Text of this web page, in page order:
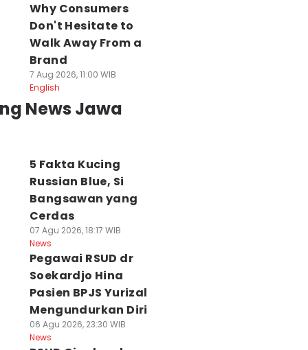
Why Consumers
Don't Hesitate to
Walk Away From a
Brand
7 Aug 2026, 11:00 WIB
English
News Jawa
5 Fakta Kucing
Russian Blue, Si
Bangsawan yang
Cerdas
07 Agu 2026, 18:17 WIB
News
Pegawai RSUD dr
Soekardjo Hina
Pasien BPJS Yurizal
Mengundurkan Diri
06 Agu 2026, 23:30 WIB
News